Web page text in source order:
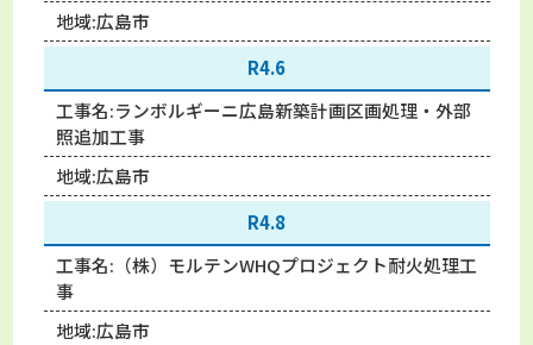
地域:広島市
R4.6
工事名:ランボルギーニ広島新築計画区画処理・外部
照追加工事
地域:広島市
R4.8
工事名: （株）モルテンWHQプロジェクト耐火処理工
事
地域:広島市